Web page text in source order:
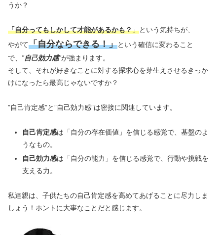
うか？
「自分ってもしかして才能があるかも？」という気持ちが、
やがて「自分ならできる！」という確信に変わること
で、 ”自己効力感”が強まります。
そして、それが好きなことに対する探求心を芽生えさせるきっか
けになったら最高じゃないですか？
”自己肯定感”と”自己効力感”は密接に関連しています。
自己肯定感は「自分の存在価値」を信じる感覚で、基盤のよ
うなもの。
自己効力感は「自分の能力」を信じる感覚で、行動や挑戦を
支える力。
私達親は、子供たちの自己肯定感を高めてあげることに尽力しま
しょう！ホントに大事なことだと感じます。